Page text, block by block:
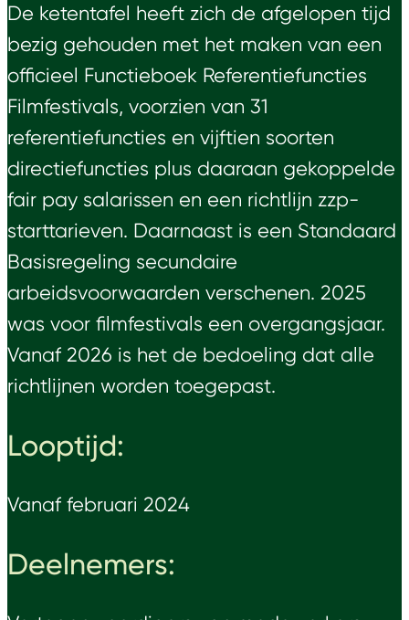
De ketentafel heeft zich de afgelopen tijd
bezig gehouden met het maken van een
officieel Functieboek Referentiefuncties
Filmfestivals, voorzien van 31
referentiefuncties en vijftien soorten
directiefuncties plus daaraan gekoppelde
fair pay salarissen en een richtlijn zzp-
starttarieven. Daarnaast is een Standaard
Basisregeling secundaire
arbeidsvoorwaarden verschenen. 2025
was voor filmfestivals een overgangsjaar.
Vanaf 2026 is het de bedoeling dat alle
richtlijnen worden toegepast.
Looptijd:
Vanaf februari 2024
Deelnemers: